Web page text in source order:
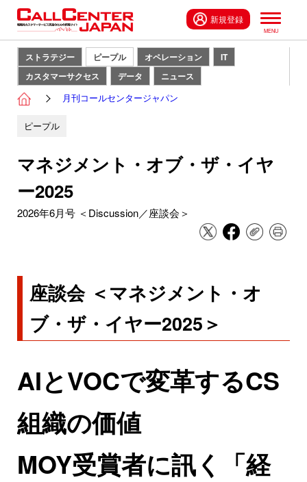
新規登録
ストラテジー ピープル オペレーション
IT
カスタマーサクセス
データ ニュース
月刊コールセンタージャパン
ピープル
マネジメント・オブ・ザ・イヤ
ー2025
2026年6月号 ＜Discussion／座談会＞
座談会 ＜マネジメント・オ
ブ・ザ・イヤー2025＞
AIとVOCで変革するCS
組織の価値
MOY受賞者に訊く「経